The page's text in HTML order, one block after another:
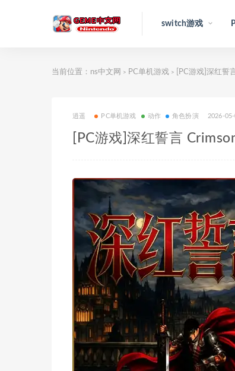
switch游戏
当前位置： ns中文网 > PC单机游戏 > [PC游戏]深红誓
逍遥 PC单机游戏 动作 角色扮演 2026-05-
[PC游戏]深红誓言